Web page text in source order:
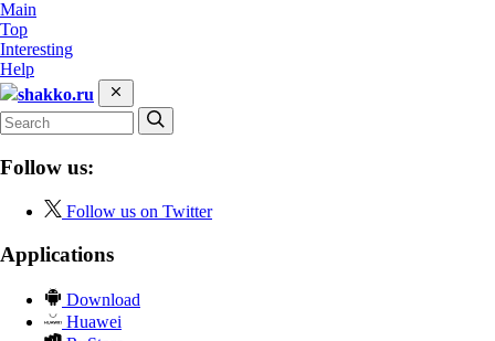
Main
Top
Interesting
Help
shakko.ru
Follow us:
Follow us on Twitter
Applications
Download
Huawei